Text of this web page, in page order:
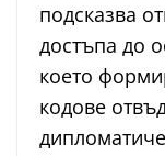
подсказва
достъпа до
което
кодове